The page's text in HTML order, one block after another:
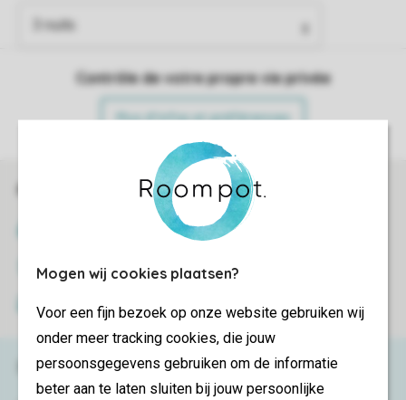
Mogen wij cookies plaatsen?
Voor een fijn bezoek op onze website gebruiken wij
onder meer tracking cookies, die jouw
persoonsgegevens gebruiken om de informatie
beter aan te laten sluiten bij jouw persoonlijke
Contrôle de votre propre vie privée
Plus d’infos et préférences
Réservations en ligne rapides et sécurisées
Transmission sécurisée des données
Paiement sécurisé
Besoin d’aide ?